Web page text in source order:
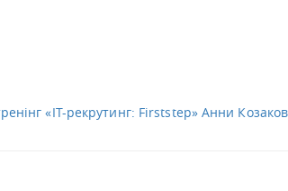
«IT-рекрутинг: Firststep» Анни